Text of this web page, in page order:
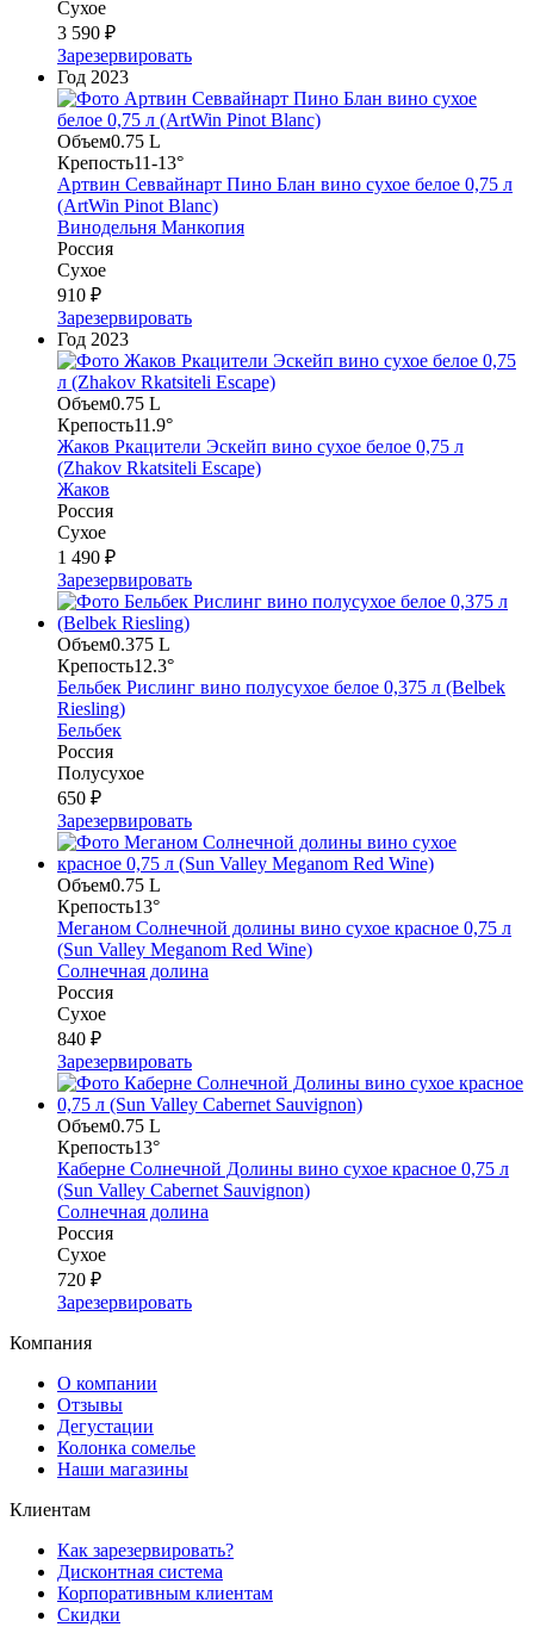
Сухое
3 590 ₽
Зарезервировать
Год 2023
Объем0.75 L
Крепость11-13°
Артвин Севвайнарт Пино Блан вино сухое белое 0,75 л
(ArtWin Pinot Blanc)
Винодельня Манкопия
Россия
Сухое
910 ₽
Зарезервировать
Год 2023
Объем0.75 L
Крепость11.9°
Жаков Ркацители Эскейп вино сухое белое 0,75 л
(Zhakov Rkatsiteli Escape)
Жаков
Россия
Сухое
1 490 ₽
Зарезервировать
Объем0.375 L
Крепость12.3°
Бельбек Рислинг вино полусухое белое 0,375 л (Belbek
Riesling)
Бельбек
Россия
Полусухое
650 ₽
Зарезервировать
Объем0.75 L
Крепость13°
Меганом Солнечной долины вино сухое красное 0,75 л
(Sun Valley Meganom Red Wine)
Солнечная долина
Россия
Сухое
840 ₽
Зарезервировать
Объем0.75 L
Крепость13°
Каберне Солнечной Долины вино сухое красное 0,75 л
(Sun Valley Cabernet Sauvignon)
Солнечная долина
Россия
Сухое
720 ₽
Зарезервировать
Компания
О компании
Отзывы
Дегустации
Колонка сомелье
Наши магазины
Клиентам
Как зарезервировать?
Дисконтная система
Корпоративным клиентам
Скидки